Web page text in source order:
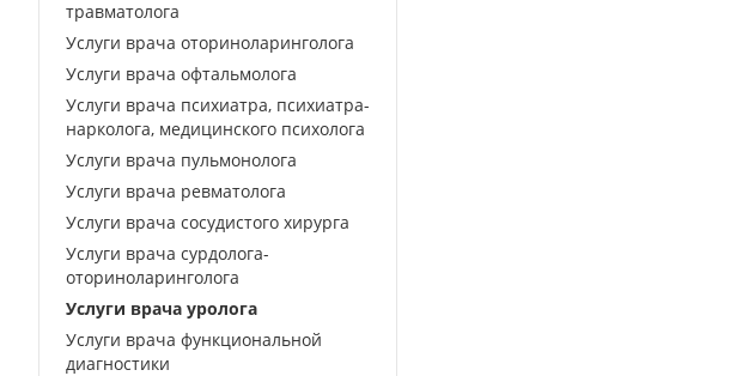
травматолога
Услуги врача оториноларинголога
Услуги врача офтальмолога
Услуги врача психиатра, психиатра-
нарколога, медицинского психолога
Услуги врача пульмонолога
Услуги врача ревматолога
Услуги врача сосудистого хирурга
Услуги врача сурдолога-
оториноларинголога
Услуги врача уролога
Услуги врача функциональной
диагностики